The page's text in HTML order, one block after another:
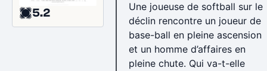
5.2
Une joueuse de softball sur le
déclin rencontre un joueur de
base-ball en pleine ascension
et un homme d’affaires en
pleine chute. Qui va-t-elle